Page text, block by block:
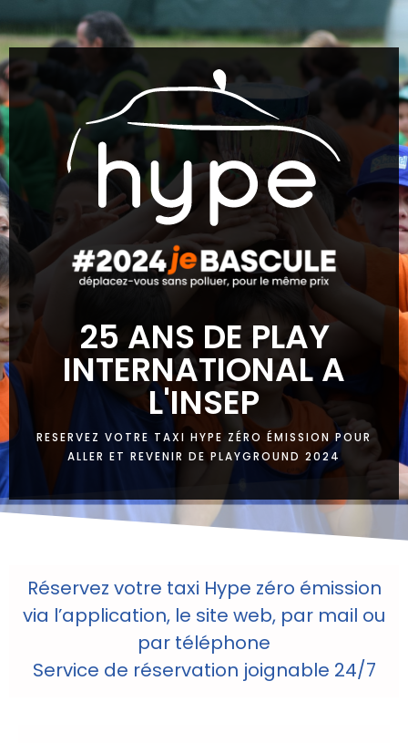
25 ANS DE PLAY
INTERNATIONAL A
L'INSEP
RESERVEZ VOTRE TAXI HYPE ZÉRO ÉMISSION POUR
ALLER ET REVENIR DE PLAYGROUND 2024
Réservez votre taxi Hype zéro émission
via l’application, le site web, par mail ou
par téléphone
Service de réservation joignable 24/7